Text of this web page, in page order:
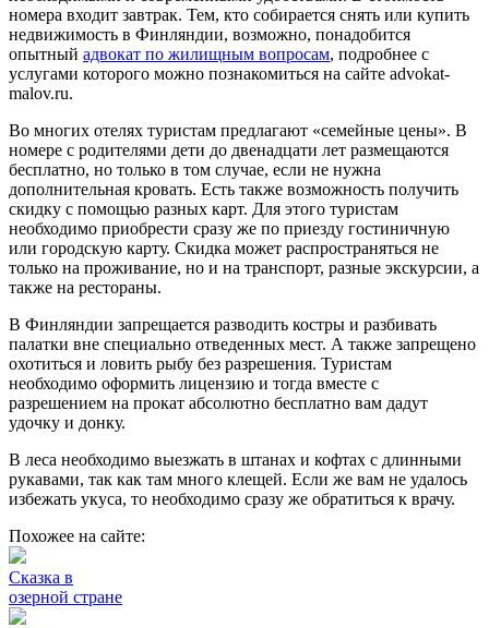
номера входит завтрак. Тем, кто собирается снять или купить
недвижимость в Финляндии, возможно, понадобится
опытный адвокат по жилищным вопросам, подробнее с
услугами которого можно познакомиться на сайте advokat-
malov.ru.
Во многих отелях туристам предлагают «семейные цены». В
номере с родителями дети до двенадцати лет размещаются
бесплатно, но только в том случае, если не нужна
дополнительная кровать. Есть также возможность получить
скидку с помощью разных карт. Для этого туристам
необходимо приобрести сразу же по приезду гостиничную
или городскую карту. Скидка может распространяться не
только на проживание, но и на транспорт, разные экскурсии, а
также на рестораны.
В Финляндии запрещается разводить костры и разбивать
палатки вне специально отведенных мест. А также запрещено
охотиться и ловить рыбу без разрешения. Туристам
необходимо оформить лицензию и тогда вместе с
разрешением на прокат абсолютно бесплатно вам дадут
удочку и донку.
В леса необходимо выезжать в штанах и кофтах с длинными
рукавами, так как там много клещей. Если же вам не удалось
избежать укуса, то необходимо сразу же обратиться к врачу.
Похожее на сайте:
Сказка в
озерной стране